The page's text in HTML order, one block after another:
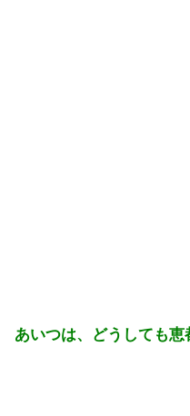
あいつは、どうしても恵